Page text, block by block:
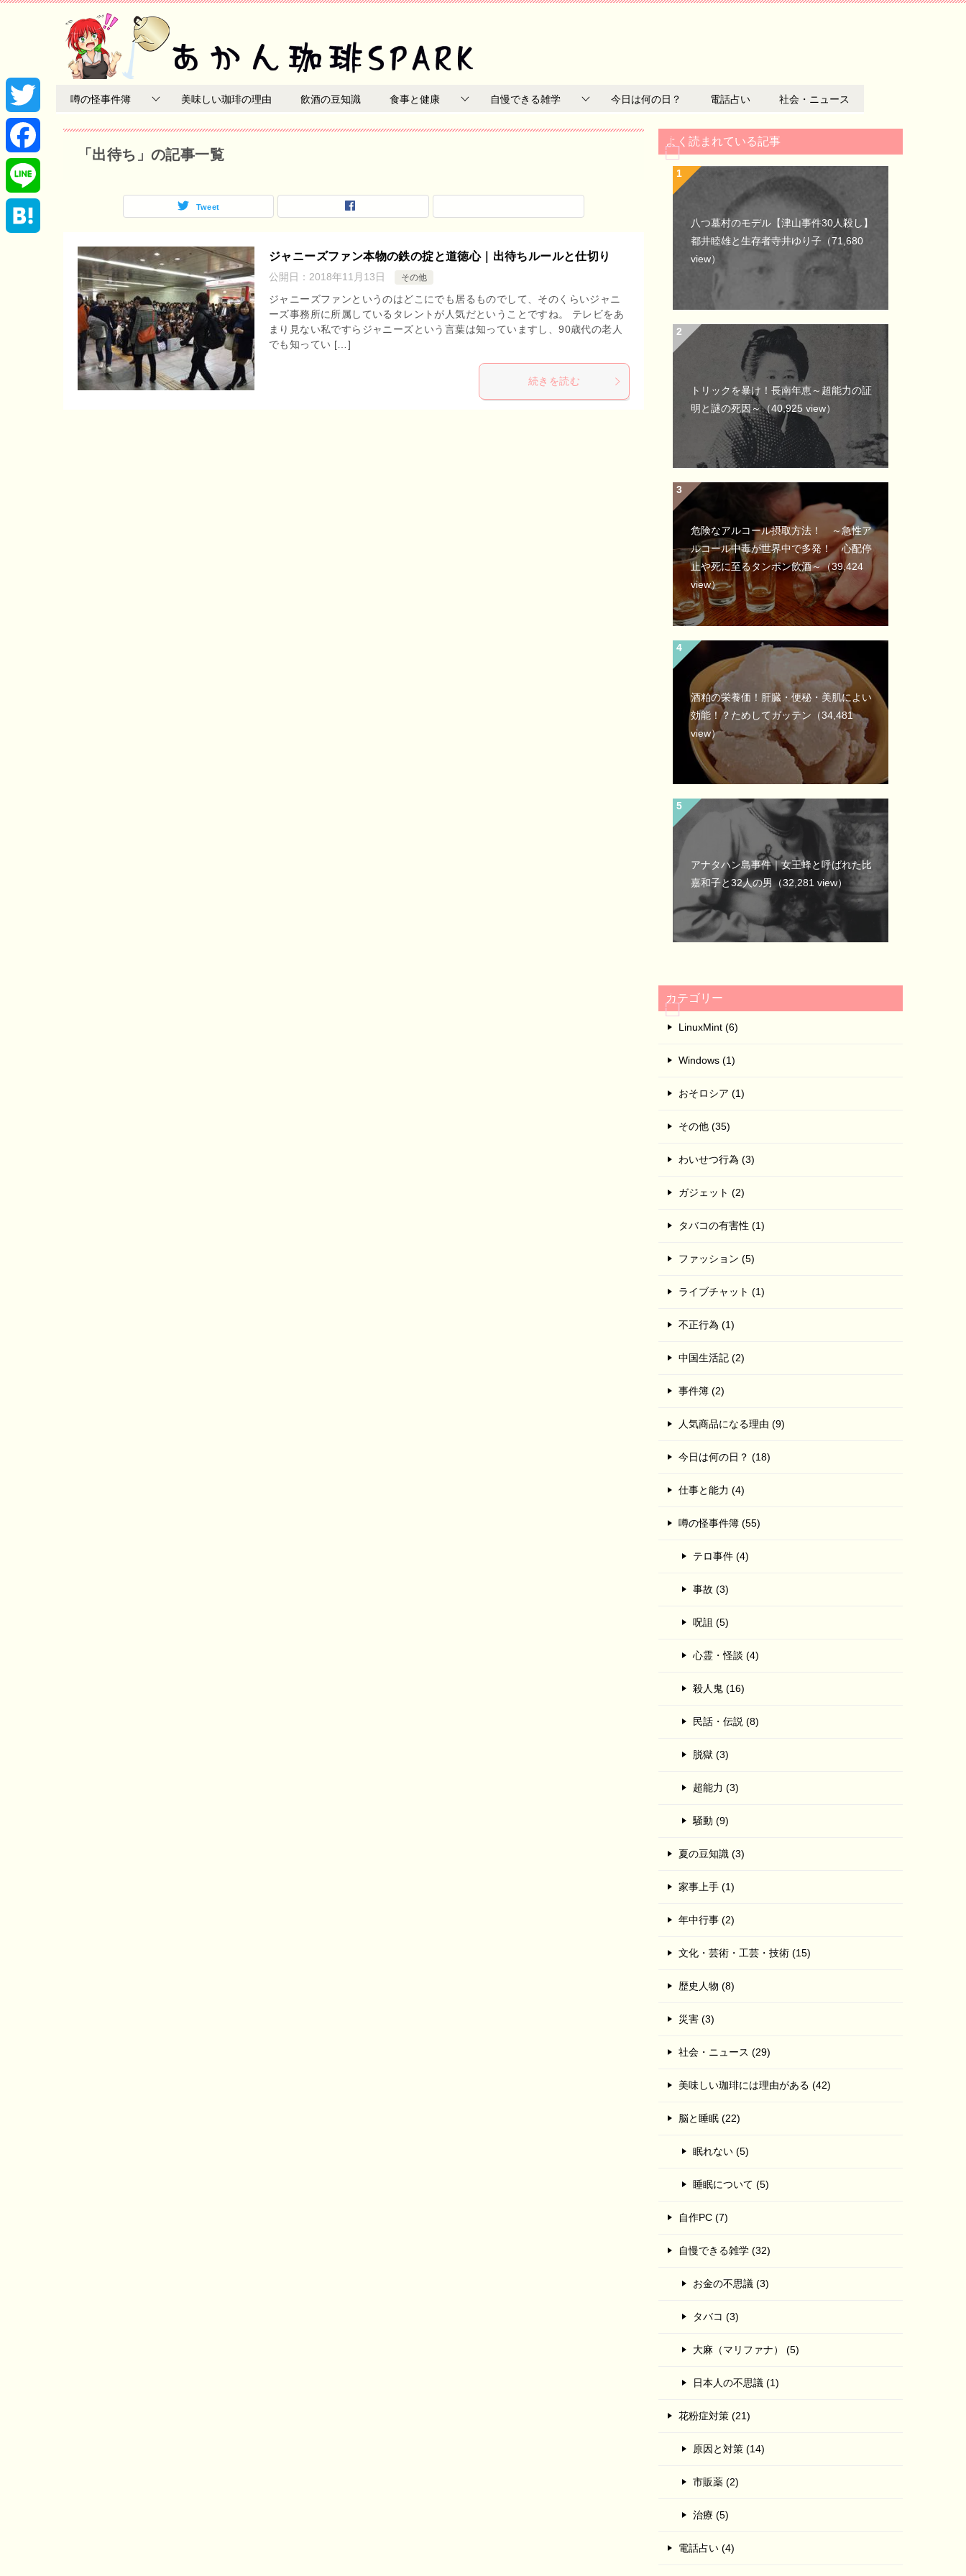
噂の怪事件簿 美味しい珈琲の理由 飲酒の豆知識 食事と健康 自慢できる雑学 今日は何の日？ 電話占い 社会・ニュース
「出待ち」の記事一覧
Tweet
ジャニーズファン本物の鉄の掟と道徳心｜出待ちルールと仕切り
公開日： 2018年11月13日 その他
ジャニーズファンというのはどこにでも居るものでして、そのくらいジャニ
ーズ事務所に所属しているタレントが人気だということですね。 テレビをあ
まり見ない私ですらジャニーズという言葉は知っていますし、90歳代の老人
でも知ってい […]
続きを読む
よく読まれている記事
八つ墓村のモデル【津山事件30人殺し】
都井睦雄と生存者寺井ゆり子 （71,680
view）
トリックを暴け！長南年恵～超能力の証
明と謎の死因～（40,925 view）
危険なアルコール摂取方法！ ～急性ア
ルコール中毒が世界中で多発！ 心配停
止や死に至るタンポン飲酒～（39,424
view）
酒粕の栄養価！肝臓・便秘・美肌によい
効能！？ためしてガッテン （34,481
view）
アナタハン島事件｜女王蜂と呼ばれた比
嘉和子と32人の男（32,281 view）
カテゴリー
LinuxMint (6)
Windows (1)
おそロシア (1)
その他 (35)
わいせつ行為 (3)
ガジェット (2)
タバコの有害性 (1)
ファッション (5)
ライブチャット (1)
不正行為 (1)
中国生活記 (2)
事件簿 (2)
人気商品になる理由 (9)
今日は何の日？ (18)
仕事と能力 (4)
噂の怪事件簿 (55)
テロ事件 (4)
事故 (3)
呪詛 (5)
心霊・怪談 (4)
殺人鬼 (16)
民話・伝説 (8)
脱獄 (3)
超能力 (3)
騒動 (9)
夏の豆知識 (3)
家事上手 (1)
年中行事 (2)
文化・芸術・工芸・技術 (15)
歴史人物 (8)
災害 (3)
社会・ニュース (29)
美味しい珈琲には理由がある (42)
脳と睡眠 (22)
眠れない (5)
睡眠について (5)
自作PC (7)
自慢できる雑学 (32)
お金の不思議 (3)
タバコ (3)
大麻（マリファナ） (5)
日本人の不思議 (1)
花粉症対策 (21)
原因と対策 (14)
市販薬 (2)
治療 (5)
電話占い (4)
T
w
i
t
F
a